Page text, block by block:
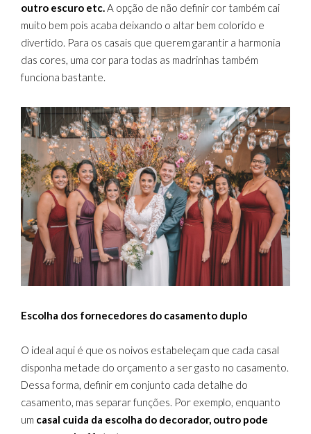
outro escuro etc.A opção de não definir cor também cai
muito bem pois acaba deixando o altar bem colorido e
divertido. Para os casais que querem garantir a harmonia
das cores, uma cor para todas as madrinhas também
funciona bastante.
Escolha dos fornecedores do casamento duplo
O ideal aqui é que os noivos estabeleçam que cada casal
disponha metade do orçamento a ser gasto no casamento.
Dessa forma, definir em conjunto cada detalhe do
casamento, mas separar funções. Por exemplo, enquanto
um casal cuida da escolha do decorador, outro pode